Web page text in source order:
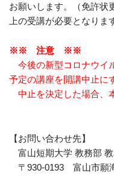
お願いします。（免許状
上の受講が必要となりま
※※ 注意 ※※
今後の新型コロナウイ
予定の講座を開講中止に
中止を決定した場合、
【お問い合わせ先】
富山短期大学 教務部
〒 930-0193 富山市願